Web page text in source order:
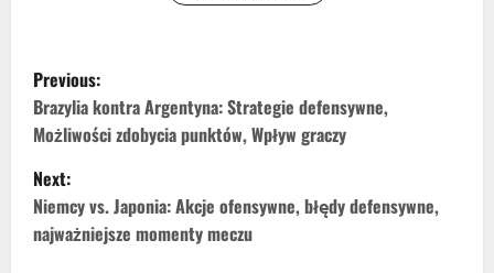
P
o
s
t
n
Previous:
Brazylia kontra Argentyna: Strategie defensywne,
Możliwości zdobycia punktów, Wpływ graczy
Next:
Niemcy vs. Japonia: Akcje ofensywne, błędy defensywne,
najważniejsze momenty meczu